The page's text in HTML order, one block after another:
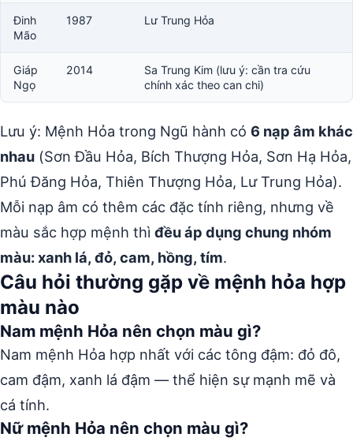
Đinh
Mão
1987 Lư Trung Hỏa
Giáp
Ngọ
2014
Sa Trung Kim (lưu ý: cần tra cứu
chính xác theo can chi)
Lưu ý: Mệnh Hỏa trong Ngũ hành có 6 nạp âm khác
nhau (Sơn Đầu Hỏa, Bích Thượng Hỏa, Sơn Hạ Hỏa,
Phú Đăng Hỏa, Thiên Thượng Hỏa, Lư Trung Hỏa).
Mỗi nạp âm có thêm các đặc tính riêng, nhưng về
màu sắc hợp mệnh thì đều áp dụng chung nhóm
màu: xanh lá, đỏ, cam, hồng, tím.
Câu hỏi thường gặp về mệnh hỏa hợp
màu nào
Nam mệnh Hỏa nên chọn màu gì?
Nam mệnh Hỏa hợp nhất với các tông đậm: đỏ đô,
cam đậm, xanh lá đậm — thể hiện sự mạnh mẽ và
cá tính.
Nữ mệnh Hỏa nên chọn màu gì?